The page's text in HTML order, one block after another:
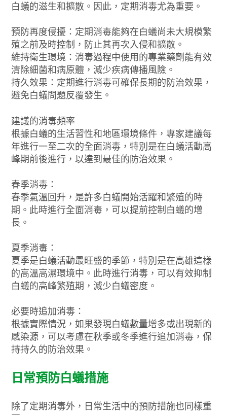
白蟻的滋生和擴散。因此，定期消毒尤為重要。
預防再度侵擾：定期消毒能夠在白蟻尚未大規模繁
殖之前及時控制，防止其再次入侵和擴散。
維持衛生環境：消毒過程中使用的專業藥劑能有效
清除細菌和病原體，減少疾病傳播風險。
持久效果：定期進行消毒可確保長期的防治效果，
避免白蟻問題反覆發生。
建議的消毒頻率
根據白蟻的生活習性和地區環境條件，專家建議每
年進行一至二次的全面消毒，特別是在白蟻活動高
峰期前後進行，以達到最佳的防治效果。
春季消毒：
春季氣溫回升，是許多白蟻開始活躍和繁殖的時
期。此時進行全面消毒，可以提前控制白蟻的增
長。
夏季消毒：
夏季是白蟻活動最旺盛的季節，特別是在高雄這樣
的高溫高濕環境中。此時進行消毒，可以有效抑制
白蟻的高峰繁殖期，減少白蟻密度。
必要時追加消毒：
根據實際情況，如果發現白蟻數量增多或出現新的
感染源，可以考慮在秋季或冬季進行追加消毒，保
持持久的防治效果。
日常預防白蟻措施
除了定期消毒外，日常生活中的預防措施也同樣重